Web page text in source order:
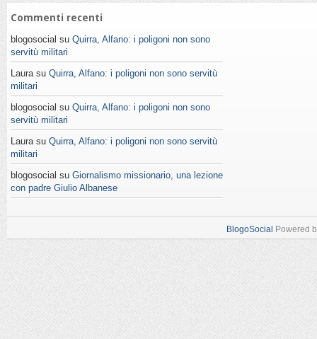
Commenti recenti
blogosocial su Quirra, Alfano: i poligoni non sono
servitù militari
Laura su Quirra, Alfano: i poligoni non sono servitù
militari
blogosocial su Quirra, Alfano: i poligoni non sono
servitù militari
Laura su Quirra, Alfano: i poligoni non sono servitù
militari
blogosocial su Giornalismo missionario, una lezione
con padre Giulio Albanese
BlogoSocial Powered